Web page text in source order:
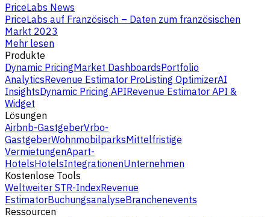
PriceLabs News
PriceLabs auf Französisch – Daten zum französischen
Markt 2023
Mehr lesen
Produkte
Dynamic PricingMarket DashboardsPortfolio
AnalyticsRevenue Estimator ProListing OptimizerAI
InsightsDynamic Pricing APIRevenue Estimator API &
Widget
Lösungen
Airbnb-GastgeberVrbo-
GastgeberWohnmobilparksMittelfristige
VermietungenApart-
HotelsHotelsIntegrationenUnternehmen
Kostenlose Tools
Weltweiter STR-IndexRevenue
EstimatorBuchungsanalyseBranchenevents
Ressourcen